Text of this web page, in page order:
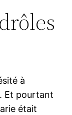
à
Et pourtant
était